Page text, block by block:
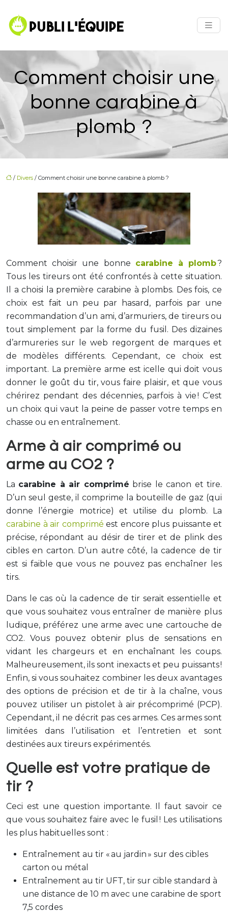
Comment choisir une
bonne carabine à
plomb ?
/ Divers / Comment choisir une bonne carabine à plomb ?
Comment choisir une bonne carabine à plomb?
Tous les tireurs ont été confrontés à cette situation.
Il a choisi la première carabine à plombs. Des fois, ce
choix est fait un peu par hasard, parfois par une
recommandation d’un ami, d’armuriers, de tireurs ou
tout simplement par la forme du fusil. Des dizaines
d’armureries sur le web regorgent de marques et
de modèles différents. Cependant, ce choix est
important. La première arme est icelle qui doit vous
donner le goût du tir, vous faire plaisir, et que vous
chérirez pendant des décennies, parfois à vie ! C’est
un choix qui vaut la peine de passer votre temps en
chasse ou en entraînement.
Arme à air comprimé ou
arme au CO2 ?
La carabine à air comprimé brise le canon et tire.
D’un seul geste, il comprime la bouteille de gaz (qui
donne l’énergie motrice) et utilise du plomb. La
carabine à air comprimé est encore plus puissante et
précise, répondant au désir de tirer et de plink des
cibles en carton. D’un autre côté, la cadence de tir
est si faible que vous ne pouvez pas enchaîner les
tirs.
Dans le cas où la cadence de tir serait essentielle et
que vous souhaitez vous entraîner de manière plus
ludique, préférez une arme avec une cartouche de
CO2. Vous pouvez obtenir plus de sensations en
vidant les chargeurs et en enchaînant les coups.
Malheureusement, ils sont inexacts et peu puissants !
Enfin, si vous souhaitez combiner les deux avantages
des options de précision et de tir à la chaîne, vous
pouvez utiliser un pistolet à air précomprimé (PCP).
Cependant, il ne décrit pas ces armes. Ces armes sont
limitées dans l’utilisation et l’entretien et sont
destinées aux tireurs expérimentés.
Quelle est votre pratique de
tir ?
Ceci est une question importante. Il faut savoir ce
que vous souhaitez faire avec le fusil ! Les utilisations
les plus habituelles sont :
Entraînement au tir « au jardin » sur des cibles
carton ou métal
Entraînement au tir UFT, tir sur cible standard à
une distance de 10 m avec une carabine de sport
7,5 cordes